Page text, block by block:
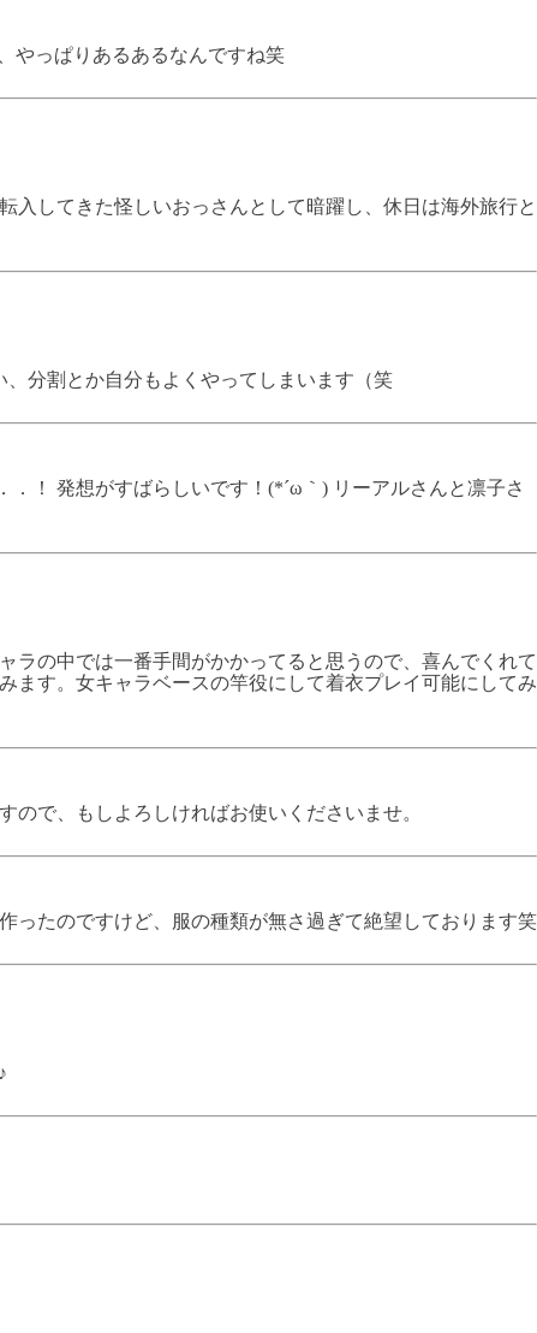
やっぱりあるあるなんですね笑
してきた怪しいおっさんとして暗躍し、休日は海外旅行と
分割とか自分もよくやってしまいます（笑
！ 発想がすばらしいです！(*´ω｀) リーアルさんと凛子さ
ャラの中では一番手間がかかってると思うので、喜んでくれて
ます。女キャラベースの竿役にして着衣プレイ可能にしてみ
で、もしよろしければお使いくださいませ。
ったのですけど、服の種類が無さ過ぎて絶望しております笑